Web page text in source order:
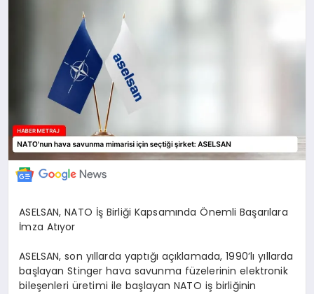
ASELSAN, NATO İş Birliği Kapsamında Önemli Başarılara
İmza Atıyor
ASELSAN, son yıllarda yaptığı açıklamada, 1990’lı yıllarda
başlayan Stinger hava savunma füzelerinin elektronik
bileşenleri üretimi ile başlayan NATO iş birliğinin